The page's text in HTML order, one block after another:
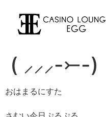
( ⸝⸝⸝-⤚-)
おはまるにすた